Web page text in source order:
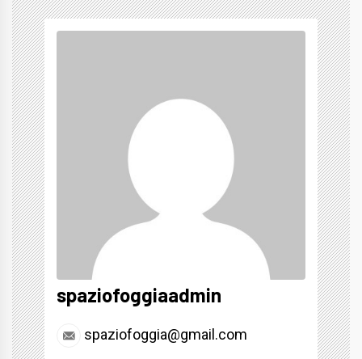
spaziofoggiaadmin
spaziofoggia@gmail.com